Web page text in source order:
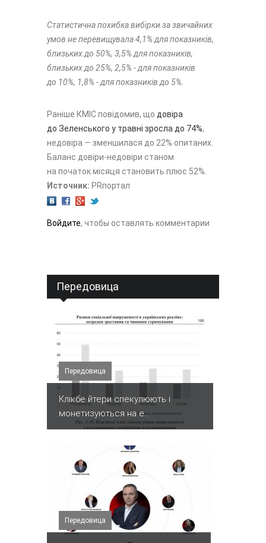
Статистична похибка вибірки за звичайних
умов не перевищувала 4,1% для показників,
близьких до 50%, 3,5% для показників,
близьких до 25%, 2,5% - для показників
до 10%, 1,8% - для показників до 5%.
Раніше КМІС повідомив, що довіра
до Зеленського у травні зросла до 74%,
недовіра — зменшилася до 22% опитаних.
Баланс довіри-недовіри станом
на початок місяця становить плюс 52%.
Источник: PRпортал
Войдите, чтобы оставлять комментарии
Передовица
Передовица
Клікбе йтери спекулюють і
монетизуються на е...
Передовица